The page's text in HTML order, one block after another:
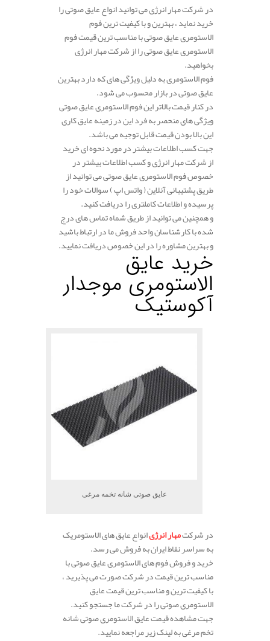
در شرکت مهار انرژی می توانید انواع عایق صوتی را
خرید نماید ، بهترین و با کیفیت ترین فوم
الاستومری عایق صوتی با مناسب ترین قیمت فوم
الاستومری عایق صوتی را از شرکت مهار انرژی
بخواهید.
فوم الاستومری به دلیل ویژگی های که دارد بهترین
عایق صوتی در بازار محسوب می شود.
در کنار قیمت بالاتر این فوم الاستومری عایق صوتی
ویژگی های منحصر به فرد این در زمینه عایق کاری
این بالا بودن قیمت قابل توجیه می باشد.
جهت کسب اطلاعات بیشتر در مورد نحوه ای خرید
از شرکت مهار انرژی و کسب اطلاعات بیشتر در
خصوص فوم الاستومری عایق صوتی می توانید از
طریق پشتیبانی آنلاین ( واتس اپ ) سوالات خود را
پرسیده و اطلاعات کاملتری را دریافت کنید.
و همچنین می توانید از طریق شماه تماس های درج
شده با کارشناسان واحد فروش ما در ارتباط باشید
و بهترین مشاوره را در این خصوص دریافت نمایید.
خرید عایق
الاستومریموجدار
آکوستیک
عایق صوتی شانه تخمه مرغی
در شرکتمهار انرژیانواع عایق های الاستومریک
به سراسر نقاط ایران به فروش می رسد.
خرید و فروش فوم های الاستومری عایق صوتی با
مناسب ترین قیمت در شرکت صورت می پذیرید ،
با کیفیت ترین و مناسب ترین قیمت عایق
الاستومری صوتی را در شرکت ما جستجو کنید.
جهت مشاهده قیمت عایق الاستومری صوتی شانه
تخم مرغی به لینک زیر مراجعه نمایید.